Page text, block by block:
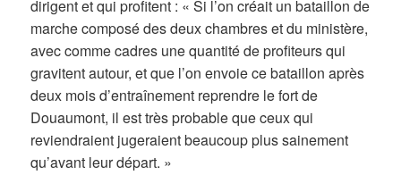
dirigent et qui profitent : « Si l’on créait un bataillon de
marche composé des deux chambres et du ministère,
avec comme cadres une quantité de profiteurs qui
gravitent autour, et que l’on envoie ce bataillon après
deux mois d’entraînement reprendre le fort de
Douaumont, il est très probable que ceux qui
reviendraient jugeraient beaucoup plus sainement
qu’avant leur départ. »